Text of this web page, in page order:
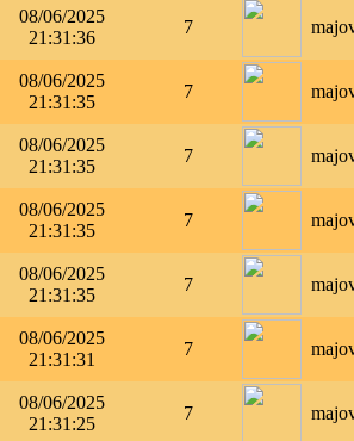
08/06/2025
21:31:36
7
08/06/2025
21:31:35
7
08/06/2025
21:31:35
7
08/06/2025
21:31:35
7
08/06/2025
21:31:35
7
08/06/2025
21:31:31
7
08/06/2025
21:31:25
7